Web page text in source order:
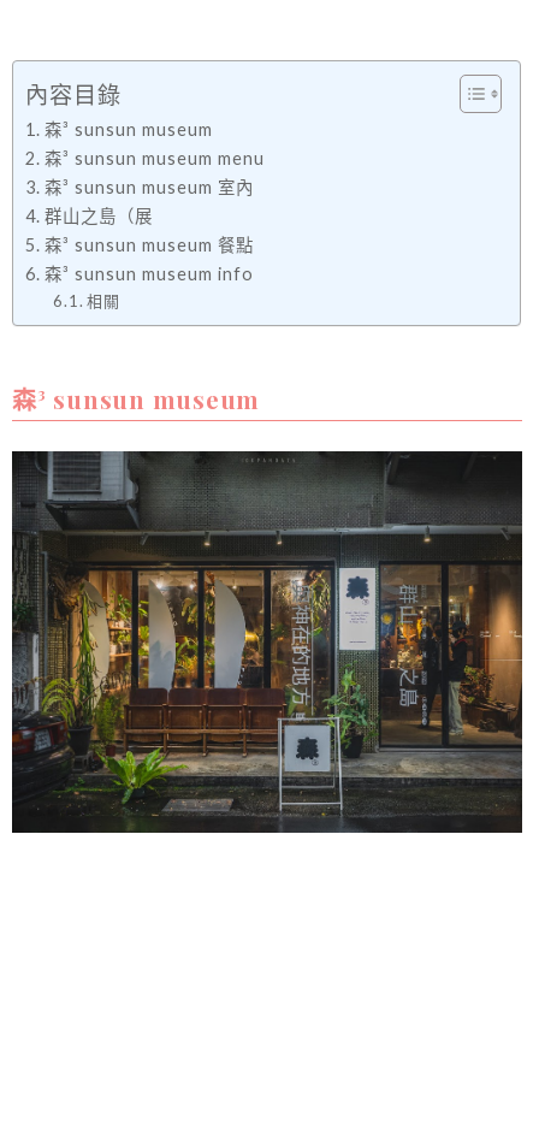
內容目錄
森³ sunsun museum
森³ sunsun museum menu
森³ sunsun museum 室內
群山之島（展
森³ sunsun museum 餐點
森³ sunsun museum info
相關
森³ sunsun museum